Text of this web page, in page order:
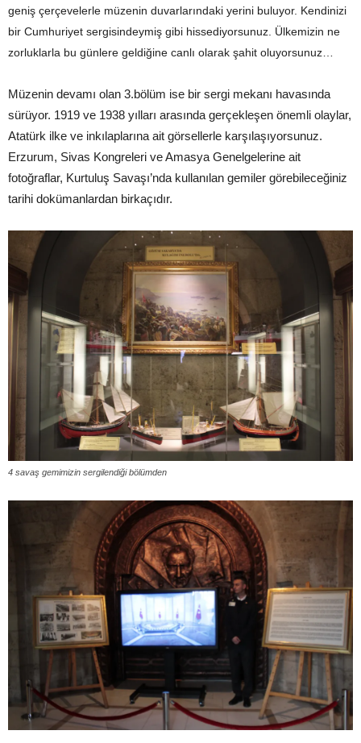
geniş çerçevelerle müzenin duvarlarındaki yerini buluyor. Kendinizi
bir Cumhuriyet sergisindeymiş gibi hissediyorsunuz. Ülkemizin ne
zorluklarla bu günlere geldiğine canlı olarak şahit oluyorsunuz…
Müzenin devamı olan 3.bölüm ise bir sergi mekanı havasında
sürüyor. 1919 ve 1938 yılları arasında gerçekleşen önemli olaylar,
Atatürk ilke ve inkılaplarına ait görsellerle karşılaşıyorsunuz.
Erzurum, Sivas Kongreleri ve Amasya Genelgelerine ait
fotoğraflar, Kurtuluş Savaşı’nda kullanılan gemiler görebileceğiniz
tarihi dokümanlardan birkaçıdır.
4 savaş gemimizin sergilendiği bölümden